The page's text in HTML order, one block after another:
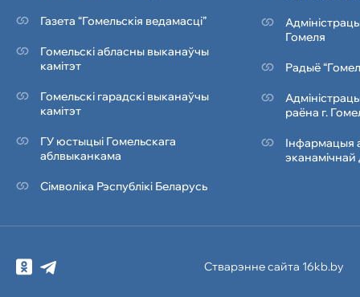
Газета “Гомельскія ведамасці”
Гомельскі абласны выканаўчы
камітэт
Гомельскі гарадскі выканаўчы
камітэт
ГУ юстыцыі Гомельскага
аблвыканкама
Сімволіка Рэcпублiкi Беларусь
Гомеля
Радыё
раёна г.
Інфармацыя
эканамічнай
Стварэнне сайта 16kb.by